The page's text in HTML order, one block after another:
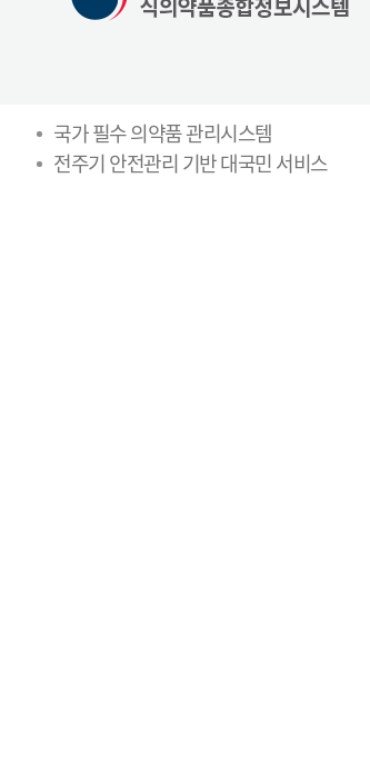
국가 필수 의약품 관리시스템
전주기 안전관리 기반 대국민 서비스